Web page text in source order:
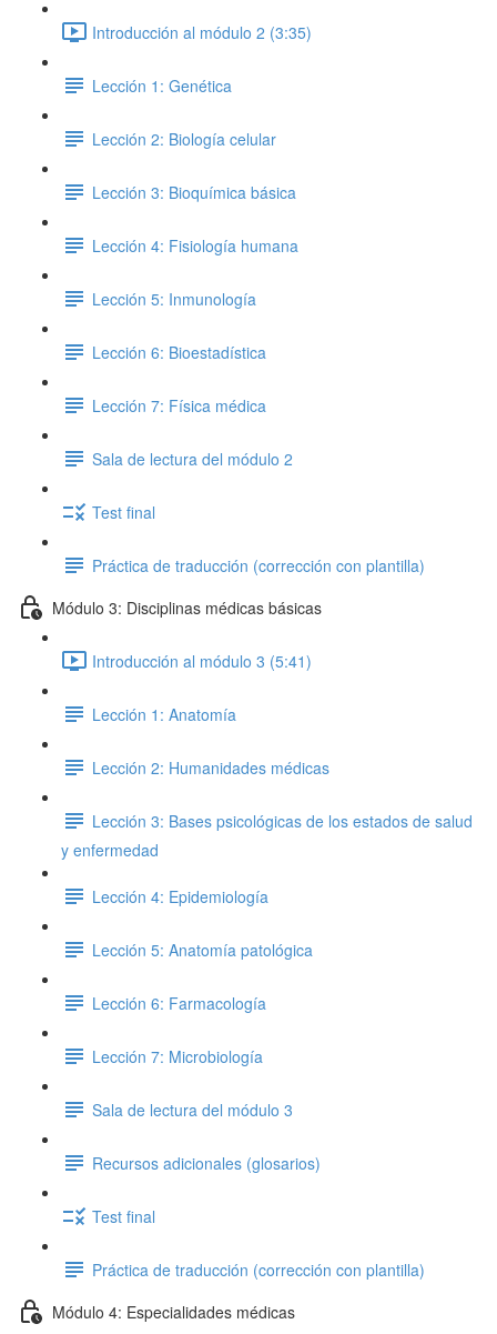
Introducción al módulo 2 (3:35)
Lección 1: Genética
Lección 2: Biología celular
Lección 3: Bioquímica básica
Lección 4: Fisiología humana
Lección 5: Inmunología
Lección 6: Bioestadística
Lección 7: Física médica
Sala de lectura del módulo 2
Test final
Práctica de traducción (corrección con plantilla)
Módulo 3: Disciplinas médicas básicas
Introducción al módulo 3 (5:41)
Lección 1: Anatomía
Lección 2: Humanidades médicas
Lección 3: Bases psicológicas de los estados de salud
y enfermedad
Lección 4: Epidemiología
Lección 5: Anatomía patológica
Lección 6: Farmacología
Lección 7: Microbiología
Sala de lectura del módulo 3
Recursos adicionales (glosarios)
Test final
Práctica de traducción (corrección con plantilla)
Módulo 4: Especialidades médicas